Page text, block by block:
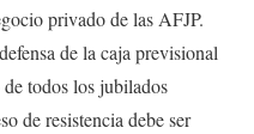
privado de las AFJP.
de la caja previsional
todos los jubilados
de resistencia debe ser